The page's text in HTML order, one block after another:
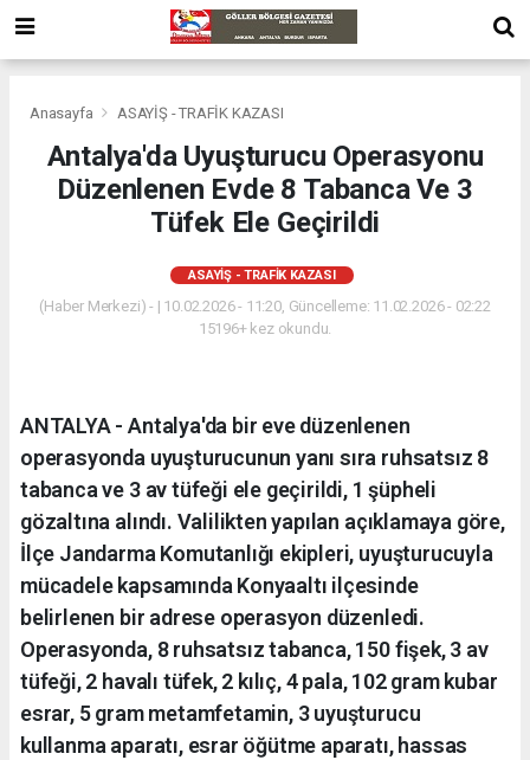
Anasayfa ASAYİŞ - TRAFİK KAZASI
Antalya'da Uyuşturucu Operasyonu
Düzenlenen Evde 8 Tabanca Ve 3
Tüfek Ele Geçirildi
ASAYİŞ - TRAFİK KAZASI
(Haber Merkezi) - | 10.02.2026 - 11:20, Güncelleme: 11.02.2026 - 02:22
15196+ kez okundu.
ANTALYA - Antalya'da bir eve düzenlenen
operasyonda uyuşturucunun yanı sıra ruhsatsız 8
tabanca ve 3 av tüfeği ele geçirildi, 1 şüpheli
gözaltına alındı. Valilikten yapılan açıklamaya göre,
İlçe Jandarma Komutanlığı ekipleri, uyuşturucuyla
mücadele kapsamında Konyaaltı ilçesinde
belirlenen bir adrese operasyon düzenledi.
Operasyonda, 8 ruhsatsız tabanca, 150 fişek, 3 av
tüfeği, 2 havalı tüfek, 2 kılıç, 4 pala, 102 gram kubar
esrar, 5 gram metamfetamin, 3 uyuşturucu
kullanma aparatı, esrar öğütme aparatı, hassas